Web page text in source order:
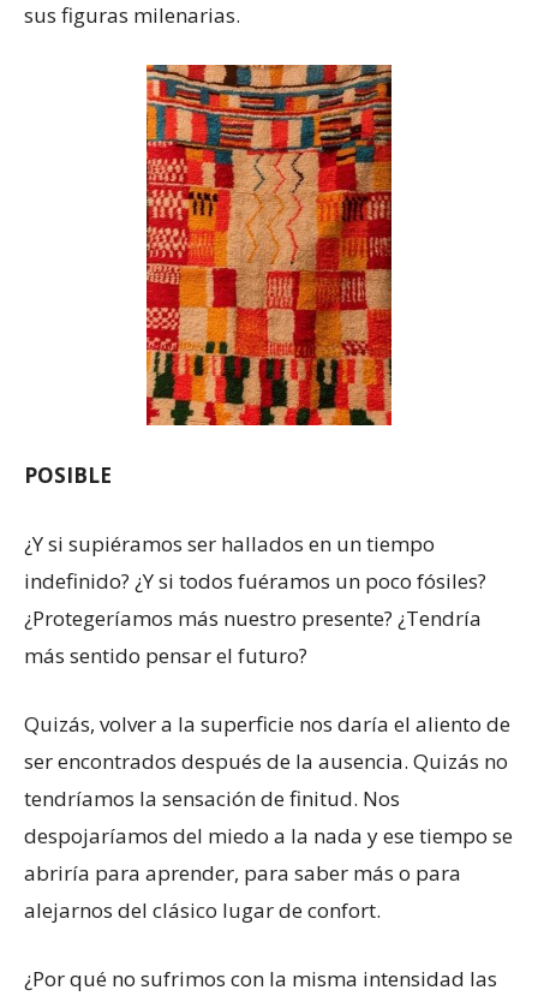
sus figuras milenarias.
POSIBLE
¿Y si supiéramos ser hallados en un tiempo
indefinido? ¿Y si todos fuéramos un poco fósiles?
¿Protegeríamos más nuestro presente? ¿Tendría
más sentido pensar el futuro?
Quizás, volver a la superficie nos daría el aliento de
ser encontrados después de la ausencia. Quizás no
tendríamos la sensación de finitud. Nos
despojaríamos del miedo a la nada y ese tiempo se
abriría para aprender, para saber más o para
alejarnos del clásico lugar de confort.
¿Por qué no sufrimos con la misma intensidad las